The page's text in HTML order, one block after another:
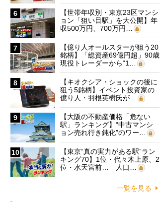
6
【世帯年収別・東京23区マンシ
ョン「狙い目駅」を大公開】年
収500万円、700万円…
7
【億り人オールスターが狙う20
銘柄】「総資産69億円超」90歳
現役トレーダーから“1…
8
【キオクシア・ショックの後に
狙う5銘柄】イベント投資家の
億り人・羽根英樹氏が…
9
【大阪の不動産価格「危ない
駅」ランキング】“中古マンシ
ョン売れ行き鈍化”のワー…
10
【東京“真の実力がある駅”ラン
キング70】1位・代々木上原、2
位・水天宮前… 人口…
一覧を見る